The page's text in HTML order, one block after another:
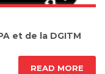
et de la DGITM
READ MORE